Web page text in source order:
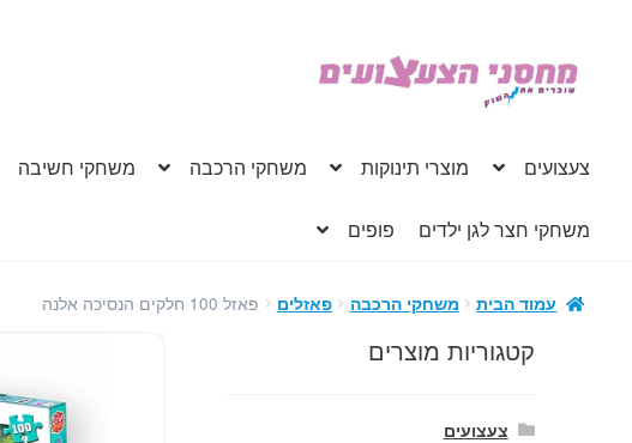
דלג
לניווט
לדלג
לתוכן
צעצועים מוצרי תינוקות משחקי הרכבה משחקי חשיבה
משחקי חצר לגן ילדים פופים
עמוד הבית משחקי הרכבה פאזלים פאזל 100 חלקים הנסיכה אלנה
קטגוריות מוצרים
צעצועים